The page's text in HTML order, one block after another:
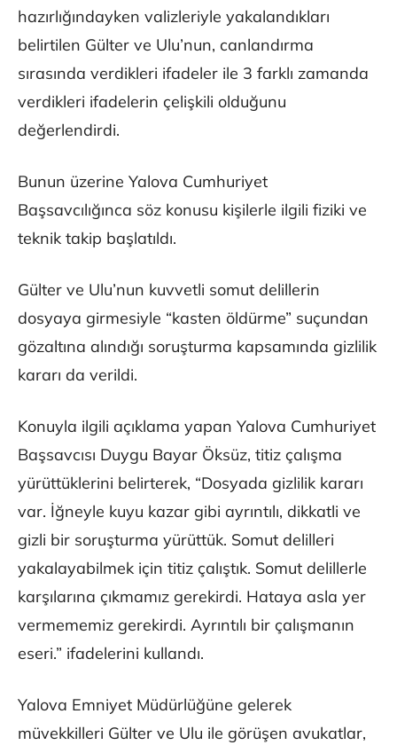
hazırlığındayken valizleriyle yakalandıkları
belirtilen Gülter ve Ulu’nun, canlandırma
sırasında verdikleri ifadeler ile 3 farklı zamanda
verdikleri ifadelerin çelişkili olduğunu
değerlendirdi.
Bunun üzerine Yalova Cumhuriyet
Başsavcılığınca söz konusu kişilerle ilgili fiziki ve
teknik takip başlatıldı.
Gülter ve Ulu’nun kuvvetli somut delillerin
dosyaya girmesiyle “kasten öldürme” suçundan
gözaltına alındığı soruşturma kapsamında gizlilik
kararı da verildi.
Konuyla ilgili açıklama yapan Yalova Cumhuriyet
Başsavcısı Duygu Bayar Öksüz, titiz çalışma
yürüttüklerini belirterek, “Dosyada gizlilik kararı
var. İğneyle kuyu kazar gibi ayrıntılı, dikkatli ve
gizli bir soruşturma yürüttük. Somut delilleri
yakalayabilmek için titiz çalıştık. Somut delillerle
karşılarına çıkmamız gerekirdi. Hataya asla yer
vermememiz gerekirdi. Ayrıntılı bir çalışmanın
eseri.” ifadelerini kullandı.
Yalova Emniyet Müdürlüğüne gelerek
müvekkilleri Gülter ve Ulu ile görüşen avukatlar,